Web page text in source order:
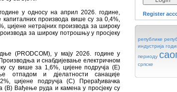
у односу на април 2026. године,
капиталних производа више су за 0,4%,
цијене нетрајних производа за широку
за широку потрошњу у просјеку
(PRODCOM), у мају 2026. године у
и снабдијевање електричном
су више за 1,6%, цијене подручјa (E)
отпадом и дјелатности санације
цијене подручја (C) Прерађивачка
(B) Вађење руда и камена у просјеку су
Register
републике
индустрија
периоду
српске